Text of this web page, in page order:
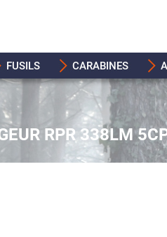
FUSILS CARABINES
RPR 338LM